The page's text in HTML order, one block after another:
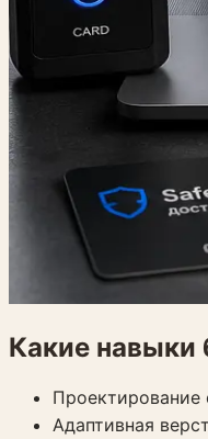
Какие
Проектирование
Адаптивная